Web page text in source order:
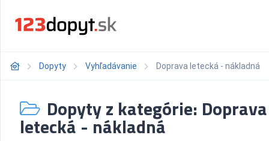
Dopyty Vyhľadávanie Doprava letecká - nákladná
Dopyty z kategórie: Doprava
letecká - nákladná